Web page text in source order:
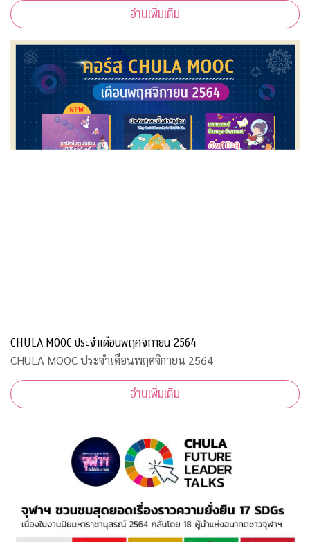
อ่านเพิ่มเติม
CHULA MOOC ประจำเดือนพฤศจิกายน 2564
CHULA MOOC ประจำเดือนพฤศจิกายน 2564
อ่านเพิ่มเติม